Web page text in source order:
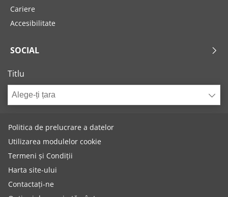
Cariere
Accesibilitate
SOCIAL
Titlu
Alege-ți țara
Politica de prelucrare a datelor
Utilizarea modulelor cookie
Termeni și Condiții
Harta site-ului
Contactați-ne